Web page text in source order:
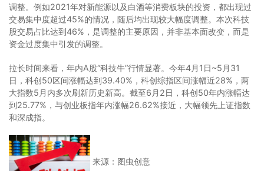
调整。例如2021年对新能源以及白酒等消费板块的投资，都出现过
交易集中度超过45%的情况，随后均出现较大幅度调整。本次科技
股交易占比达到46%，是调整的主要原因，并非基本面改变，而是
资金过度集中引发的调整。
拉长时间来看，年内A股“科技牛”行情显著。今年4月1日~5月31
日，科创50区间涨幅达到39.40%，科创综指区间涨幅近28%，两
大指数5月内多次刷新历史新高。截至6月2日，科创50年内涨幅达
到25.77%，与创业板指年内涨幅26.62%接近，大幅领先上证指数
和深成指。
来源：图虫创意